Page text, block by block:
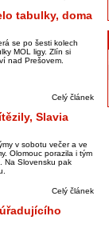
tabulky, doma
se po šesti kolech
MOL ligy. Zlín si
nad Prešovem.
Celý článek
Slavia
v sobotu večer a ve
Olomouc porazila i tým
Na Slovensku pak
Celý článek